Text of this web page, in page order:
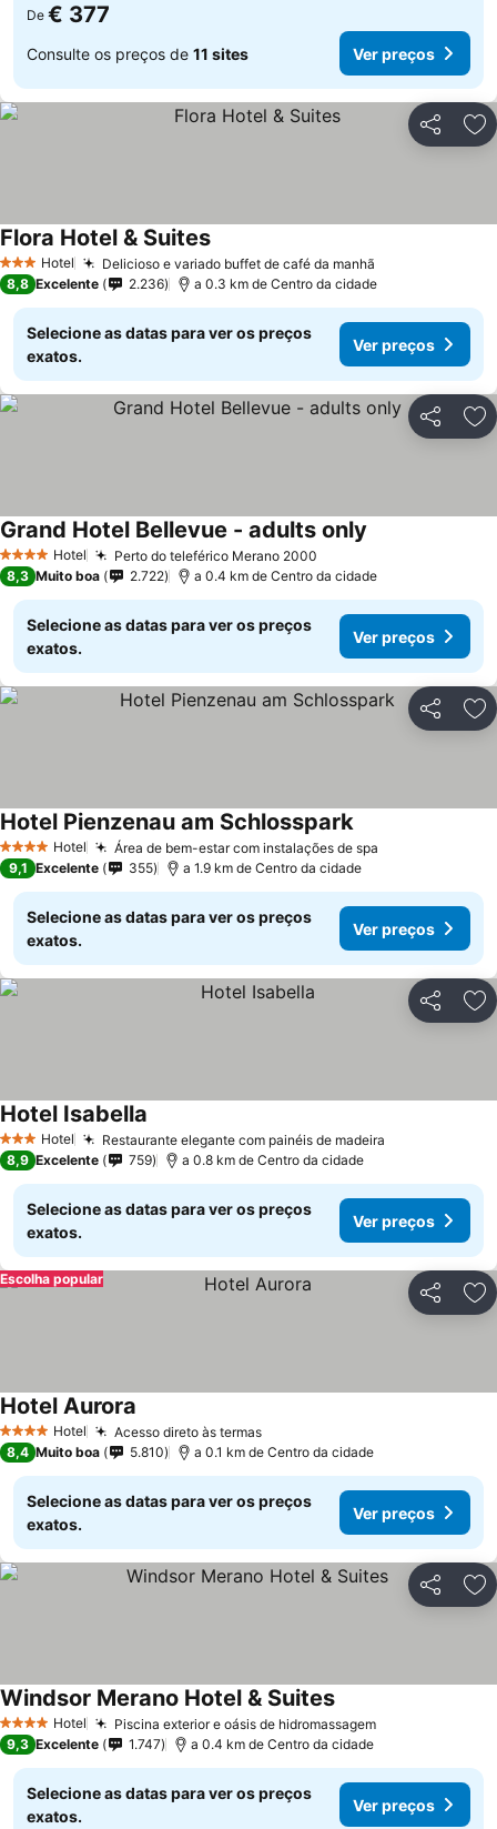
De € 377
Consulte os preços de 11 sites Ver preços
Partilhar
3 EstrelasHotel Delicioso e variado buffet de café da manhã
Flora Hotel & Suites
8,8 Excelente 2.236 a 0.3 km de Centro da cidade
Selecione as datas para ver os preços
exatos.
Ver preços
Partilhar
4 EstrelasHotel Perto do teleférico Merano 2000
Grand Hotel Bellevue - adults only
8,3 Muito boa 2.722 a 0.4 km de Centro da cidade
Selecione as datas para ver os preços
exatos.
Ver preços
Partilhar
4 EstrelasHotel Área de bem-estar com instalações de spa
Hotel Pienzenau am Schlosspark
9,1 Excelente 355 a 1.9 km de Centro da cidade
Selecione as datas para ver os preços
exatos.
Ver preços
Partilhar
3 EstrelasHotel Restaurante elegante com painéis de madeira
Hotel Isabella
8,9 Excelente 759 a 0.8 km de Centro da cidade
Selecione as datas para ver os preços
exatos.
Ver preços
Partilhar
Escolha popular
4 EstrelasHotel Acesso direto às termas
Hotel Aurora
8,4 Muito boa 5.810 a 0.1 km de Centro da cidade
Selecione as datas para ver os preços
exatos.
Ver preços
Partilhar
4 EstrelasHotel Piscina exterior e oásis de hidromassagem
Windsor Merano Hotel & Suites
9,3 Excelente 1.747 a 0.4 km de Centro da cidade
Selecione as datas para ver os preços
exatos.
Ver preços